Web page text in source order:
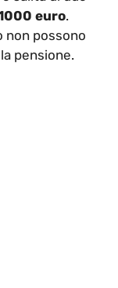
euro.
non possono
pensione.